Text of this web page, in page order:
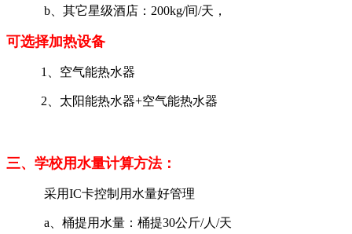
b、其它星级酒店：200kg/间/天，
可选择加热设备
1、空气能热水器
2、太阳能热水器+空气能热水器
三、学校用水量计算方法：
采用IC卡控制用水量好管理
a、桶提用水量：桶提30公斤/人/天